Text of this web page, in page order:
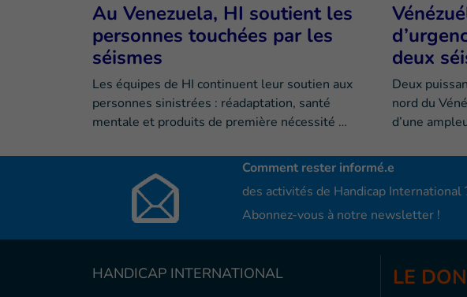
Au Venezuela, HI soutient les
personnes touchées par les
séismes
Les équipes de HI continuent leur soutien aux
personnes sinistrées : réadaptation, santé
mentale et produits de première nécessité …
deux
Deux
nord du
d’une
Comment rester informé.e
des activités de Handicap International
Abonnez-vous à notre newsletter !
HANDICAP INTERNATIONAL LE